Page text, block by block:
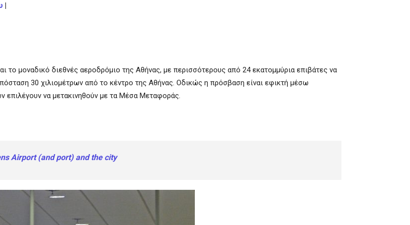
|
το μοναδικό διεθνές αεροδρόμιο της Αθήνας, με περισσότερους από 24 εκατομμύρια επιβάτες να
30 χιλιομέτρων από το κέντρο της Αθήνας. Οδικώς η πρόσβαση είναι εφικτή μέσω
επιλέγουν να μετακινηθούν με τα Μέσα Μεταφοράς.
Airport (and port) and the city